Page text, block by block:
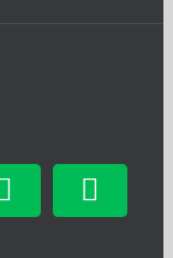
Facebook